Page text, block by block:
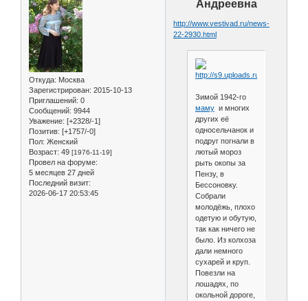
Откуда: Москва
Зарегистрирован: 2015-10-13
Приглашений: 0
Сообщений: 9944
Уважение: [+2328/-1]
Позитив: [+1757/-0]
Пол: Женский
Возраст: 49 [1976-11-19]
Провел на форуме:
5 месяцев 27 дней
Последний визит:
2026-06-17 20:53:45
Андреевна
http://www.vestivad.ru/news-
22-2930.html
Зимой 1942-го
мамуи многих
других её
односельчанок и
подруг погнали в
лютый мороз
рыть окопы за
Пензу, в
Бессоновку.
Собрали
молодёжь, плохо
одетую и обутую,
так как ничего не
было. Из колхоза
дали немного
сухарей и круп.
Повезли на
лошадях, по
окольной дороге,